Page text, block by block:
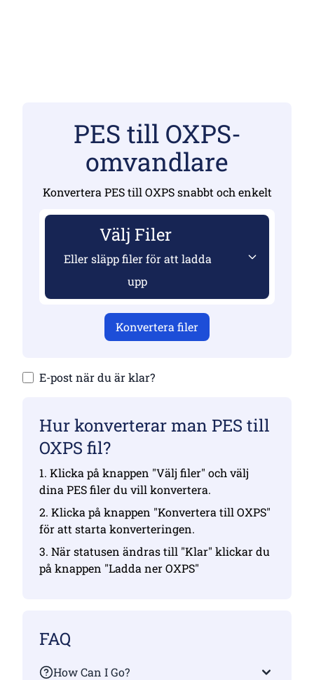
PES till OXPS-
omvandlare
Konvertera PES till OXPS snabbt och enkelt
Välj Filer
Eller släpp filer för att ladda
upp
Konvertera filer
E-post när du är klar?
Hur konverterar man PES till
OXPS fil?
1. Klicka på knappen "Välj filer" och välj
dina PES filer du vill konvertera.
2. Klicka på knappen "Konvertera till OXPS"
för att starta konverteringen.
3. När statusen ändras till "Klar" klickar du
på knappen "Ladda ner OXPS"
FAQ
How Can I Go?